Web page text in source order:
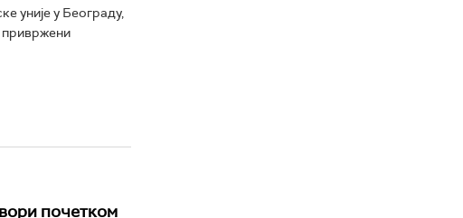
уније у Београду,
привржени
почетком